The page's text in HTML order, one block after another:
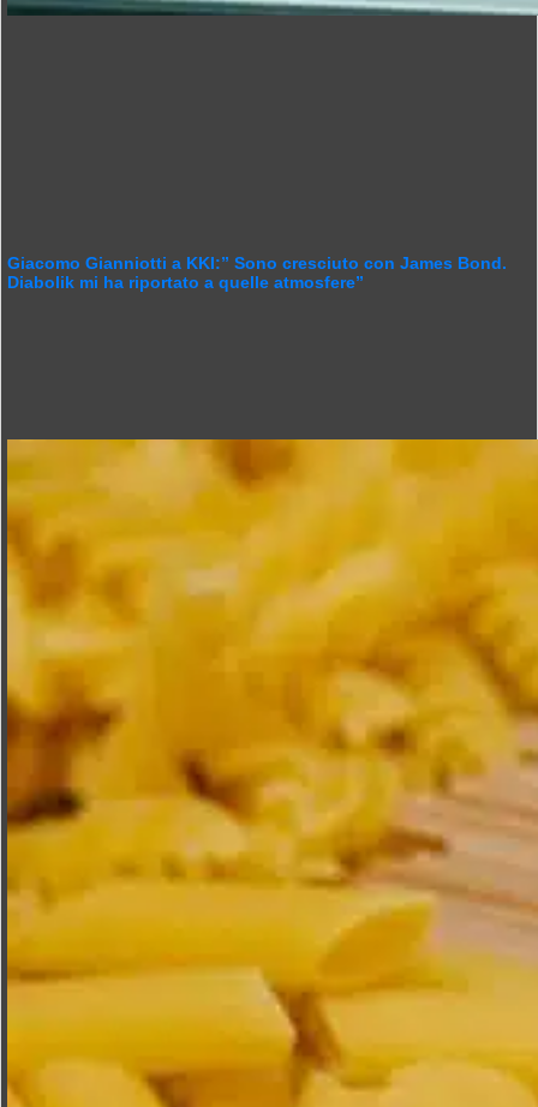
Giacomo Gianniotti a KKI:” Sono cresciuto con James Bond.
Diabolik mi ha riportato a quelle atmosfere”